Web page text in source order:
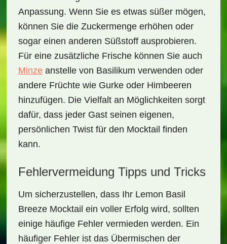
Anpassung. Wenn Sie es etwas süßer mögen,
können Sie die Zuckermenge erhöhen oder
sogar einen anderen Süßstoff ausprobieren.
Für eine zusätzliche Frische können Sie auch
Minzeanstelle von Basilikum verwenden oder
andere Früchte wie Gurkeoder Himbeeren
hinzufügen. Die Vielfalt an Möglichkeiten sorgt
dafür, dass jeder Gast seinen eigenen,
persönlichen Twist für den Mocktail finden
kann.
Fehlervermeidung Tipps und Tricks
Um sicherzustellen, dass Ihr Lemon Basil
Breeze Mocktail ein voller Erfolg wird, sollten
einige häufige Fehler vermieden werden. Ein
häufiger Fehler ist das Übermischen der